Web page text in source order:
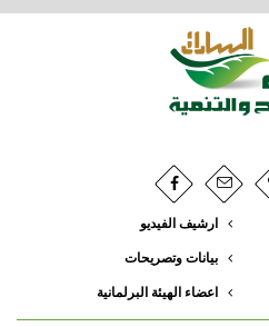
ارشيف الفيديو
بيانات وتصريحات
اعضاء الهيئة البرلمانية